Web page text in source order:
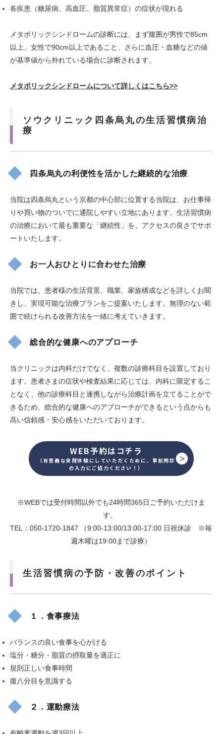
各疾患（糖尿病、高血圧、脂質異常症）の症状が現れる
メタボリックシンドロームの診断には、まず腹囲が男性で85cm
以上、女性で90cm以上であること、さらに血圧・血糖などの値
が基準値から外れている場合に診断されます。
メタボリックシンドロームについて詳しくはこちら>>
ソウクリニック四条烏丸の生活習慣病治
療
四条烏丸の利便性を活かした継続的な治療
当院は四条烏丸という京都の中心部に位置する当院は、お仕事帰
りや買い物のついでに通院しやすい立地にあります。生活習慣病
の治療において最も重要な「継続性」を、アクセスの良さでサポ
ートいたします。
お一人おひとりに合わせた治療
当院では、患者様の生活背景、職業、家族構成などを詳しくお聞
きし、実現可能な治療プランをご提案いたします。無理のない範
囲で続けられる改善方法を一緒に考えていきます。
総合的な健康へのアプローチ
当クリニックは内科だけでなく、複数の診療科目を設置しており
ます。患者さまの症状や検査結果に応じては、内科に限定するこ
となく、他の診療科目と連携しながら治療計画を立てることがで
きるため、総合的な健康へのアプローチができるという点からも
高い信頼感・安心感をいただいております。
WEB予約はコチラ
（有意義な来院体験にしていただくために、事前問診
の入力にご協力ください！）
※WEBでは受付時間以外でも24時間365日ご予約いただけま
す。
TEL：050-1720-1847 （9:00-13:00/13:00-17:00 日祝休診 ※毎
週木曜は19:00まで診療）
生活習慣病の予防・改善のポイント
１．食事療法
バランスの良い食事を心がける
塩分・糖分・脂質の摂取量を適正に
規則正しい食事時間
腹八分目を意識する
２．運動療法